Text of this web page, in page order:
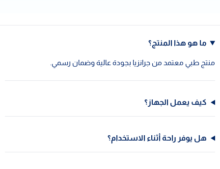
ما هو هذا المنتج؟
منتج طبي معتمد من جرانزيا بجودة عالية وضمان رسمي.
كيف يعمل الجهاز؟
هل يوفر راحة أثناء الاستخدام؟